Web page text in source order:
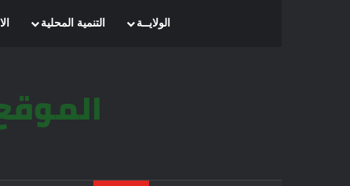
الرئيسيةالولايــة التنمية المحلية